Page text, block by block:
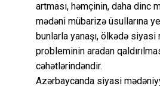
artması, həmçinin, daha dinc
mədəni mübarizə üsullarına
bunlarla yanaşı, ölkədə siyasi
probleminin aradan
cəhətlərindəndir.
Azərbaycanda siyasi